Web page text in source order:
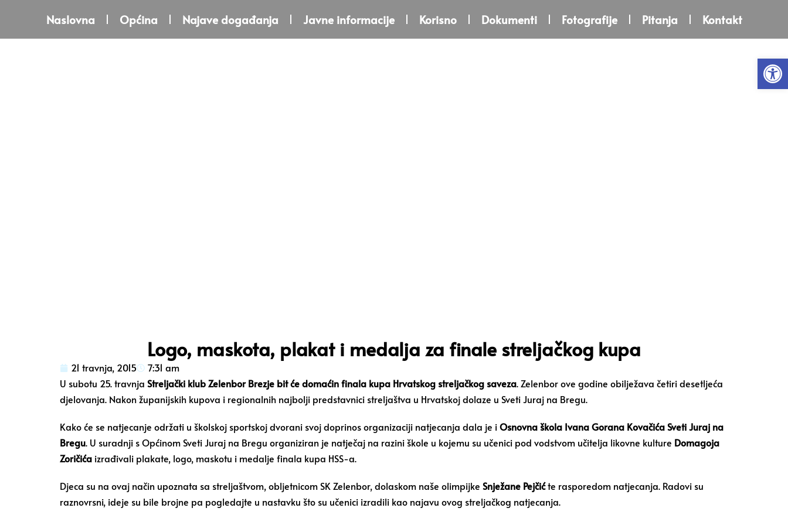
Naslovna Općina Najave događanja Javne informacije Korisno Dokumenti Fotografije Pitanja Kontakt
Logo, maskota, plakat i medalja za finale streljačkog kupa
21 travnja, 2015
7:31 am
U subotu 25. travnja Streljački klub Zelenbor Brezje bit će domaćin finala kupa Hrvatskog streljačkog saveza. Zelenbor ove godine obilježava četiri desetljeća
djelovanja. Nakon županijskih kupova i regionalnih najbolji predstavnici streljaštva u Hrvatskoj dolaze u Sveti Juraj na Bregu.
Kako će se natjecanje održati u školskoj sportskoj dvorani svoj doprinos organizaciji natjecanja dala je iOsnovna škola Ivana Gorana Kovačića Sveti Juraj na
Bregu. U suradnji s Općinom Sveti Juraj na Bregu organiziran je natječaj na razini škole u kojemu su učenici pod vodstvom učitelja likovne kulture Domagoja
Zoričića izrađivali plakate, logo, maskotu i medalje finala kupa HSS-a.
Djeca su na ovaj način upoznata sa streljaštvom, obljetnicom SK Zelenbor, dolaskom naše olimpijke Snježane Pejčićte rasporedom natjecanja. Radovi su
raznovrsni, ideje su bile brojne pa pogledajte u nastavku što su učenici izradili kao najavu ovog streljačkog natjecanja.